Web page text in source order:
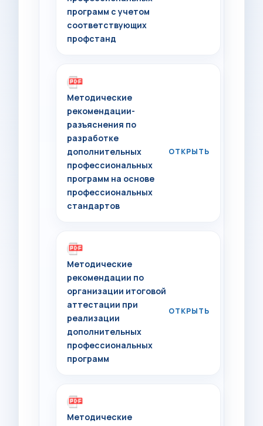
программ с учетом
соответствующих
профстанд
Методические
рекомендации-
разъяснения по
разработке
дополнительных
профессиональных
программ на основе
профессиональных
стандартов
Методические
рекомендации по
организации итоговой
аттестации при
реализации
дополнительных
профессиональных
программ
Методические